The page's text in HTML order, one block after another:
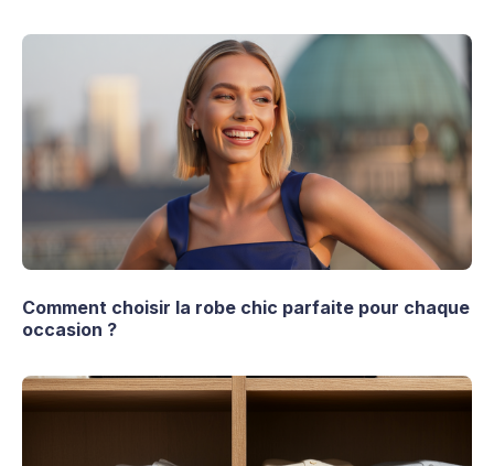
Comment choisir la robe chic parfaite pour chaque
occasion ?